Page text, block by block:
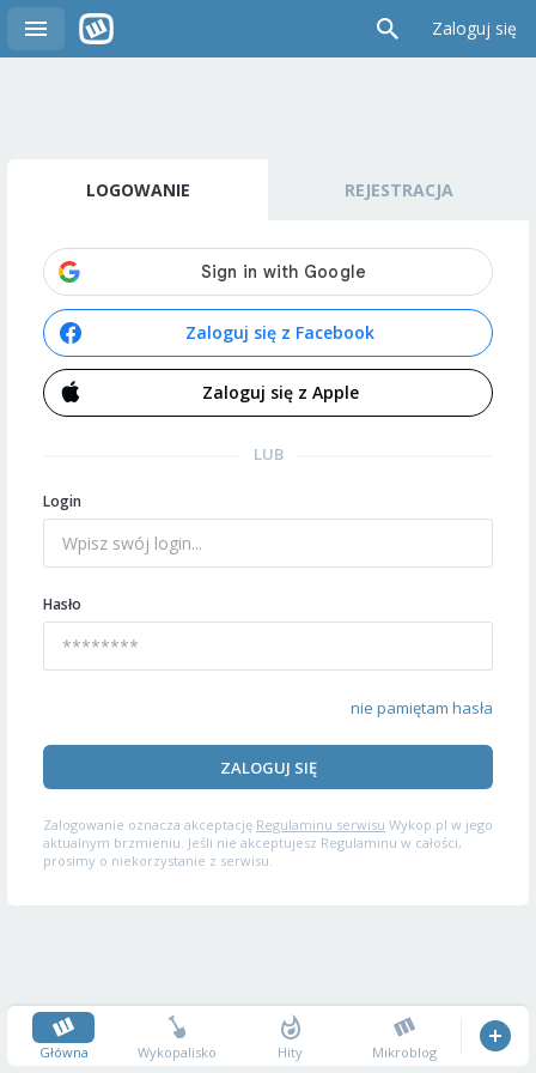
Zaloguj się
LOGOWANIE REJESTRACJA
Zaloguj się z Facebook
Zaloguj się z Apple
LUB
Login
Hasło
nie pamiętam hasła
ZALOGUJ SIĘ
Zalogowanie oznacza akceptację Regulaminu serwisu Wykop.pl w jego
aktualnym brzmieniu. Jeśli nie akceptujesz Regulaminu w całości,
prosimy o niekorzystanie z serwisu.
Główna Wykopalisko Hity Mikroblog